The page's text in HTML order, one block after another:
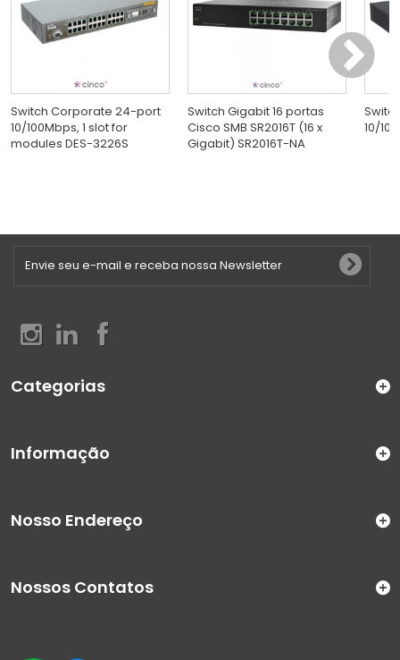
Switch Corporate 24-port
10/100Mbps, 1 slot for
modules DES-3226S
Switch Gigabit 16 portas
Cisco SMB SR2016T (16 x
Gigabit) SR2016T-NA
10/
Categorias
Informação
Nosso Endereço
Nossos Contatos